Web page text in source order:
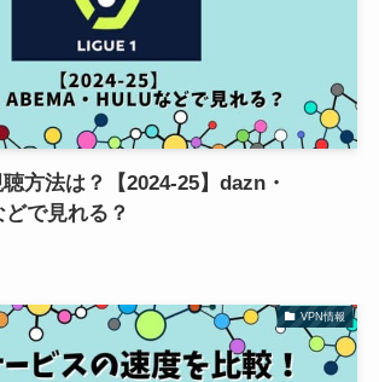
方法は？【2024-25】dazn・
で見れる？
VPN情報